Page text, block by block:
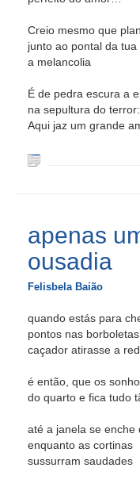
Creio mesmo que
junto ao pontal da
a melancolia
É de pedra escura a
na sepultura do terror:
Aqui jaz um grande
apenas
ousadia
Felisbela Baião
quando estás para
pontos nas
caçador atirasse a
é então, que os
do quarto e fica tudo
até a janela se enche
enquanto as cortinas
sussurram saudades